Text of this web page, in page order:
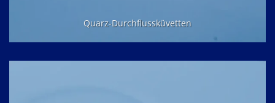
Quarz-Durchflussküvetten